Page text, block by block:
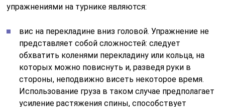
упражнениями на турнике являются:
вис на перекладине вниз головой. Упражнение не
представляет собой сложностей: следует
обхватить коленями перекладину или кольца, на
которых можно повиснуть и, разведя руки в
стороны, неподвижно висеть некоторое время.
Использование груза в таком случае предполагает
усиление растяжения спины, способствует